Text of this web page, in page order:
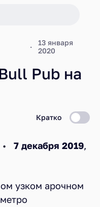
13 января
2020
Pub на
Кратко
• 7 декабря 2019,
узком арочном